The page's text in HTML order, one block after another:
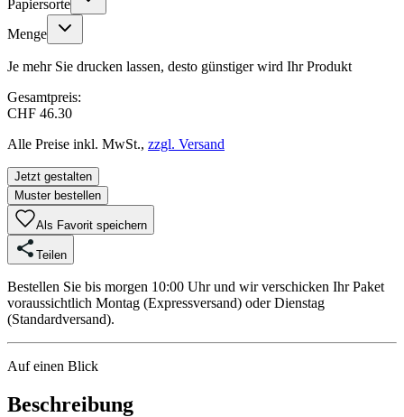
Papiersorte
Menge
Je mehr Sie drucken lassen, desto günstiger wird Ihr Produkt
Gesamtpreis:
CHF 46.30
Alle Preise inkl. MwSt., zzgl. Versand
Jetzt gestalten
Muster bestellen
Als Favorit speichern
Teilen
Bestellen Sie bis morgen 10:00 Uhr und wir verschicken Ihr Paket
voraussichtlich Montag (Expressversand) oder Dienstag
(Standardversand).
Auf einen Blick
Beschreibung